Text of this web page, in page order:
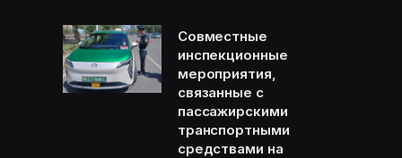
Совместные
инспекционные
мероприятия,
связанные с
пассажирскими
транспортными
средствами на